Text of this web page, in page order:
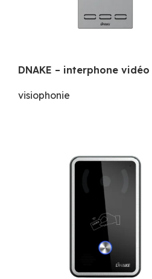
DNAKE – interphone vidéo
visiophonie